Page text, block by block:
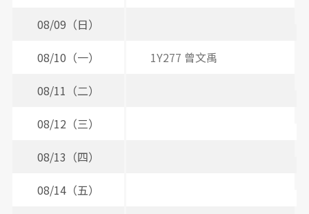
08/09（日）
08/10（一）
1Y277 曾文禹
08/11（二）
08/12（三）
08/13（四）
08/14（五）